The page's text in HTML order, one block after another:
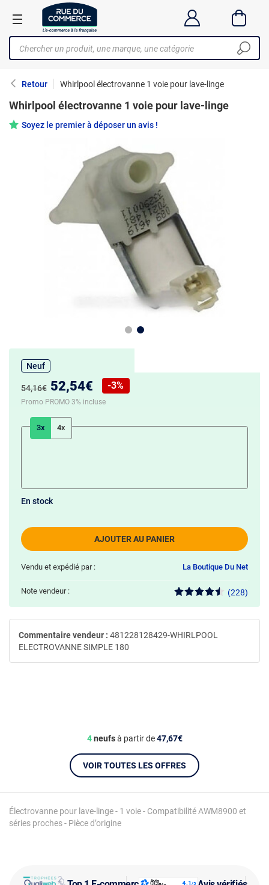
Retour Whirlpool électrovanne 1 voie pour lave-linge
Whirlpool électrovanne 1 voie pour lave-linge
Soyez le premier à déposer un avis !
Électrovanne pour lave-linge - 1 voie - Compatibilité AWM8900 et
séries proches - Pièce d’origine
Neuf
Ancien prix :
54,16€ Nouveau prix :
52,54€
Réduction de :
-3%
Promo PROMO 3% incluse
3x 4x
AJOUTER AU PANIER
En stock
Vendu et expédié par : La Boutique Du Net
Note vendeur : (228)
4neufsà partir de47,67€
VOIR TOUTES LES OFFRES
Commentaire vendeur : 481228128429-WHIRLPOOL
ELECTROVANNE SIMPLE 180